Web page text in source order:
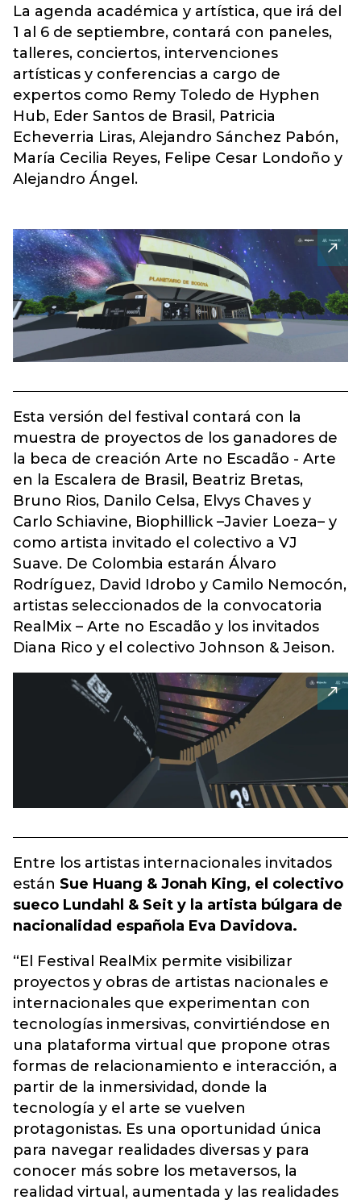
La agenda académica y artística, que irá del
1 al 6 de septiembre, contará con paneles,
talleres, conciertos, intervenciones
artísticas y conferencias a cargo de
expertos como Remy Toledo de Hyphen
Hub, Eder Santos de Brasil, Patricia
Echeverria Liras, Alejandro Sánchez Pabón,
María Cecilia Reyes, Felipe Cesar Londoño y
Alejandro Ángel.
Esta versión del festival contará con la
muestra de proyectos de los ganadores de
la beca de creación Arte no Escadão - Arte
en la Escalera de Brasil, Beatriz Bretas,
Bruno Rios, Danilo Celsa, Elvys Chaves y
Carlo Schiavine, Biophillick –Javier Loeza– y
como artista invitado el colectivo a VJ
Suave. De Colombia estarán Álvaro
Rodríguez, David Idrobo y Camilo Nemocón,
artistas seleccionados de la convocatoria
RealMix – Arte no Escadão y los invitados
Diana Rico y el colectivo Johnson & Jeison.
Entre los artistas internacionales invitados
están Sue Huang & Jonah King, el colectivo
sueco Lundahl & Seit y la artista búlgara de
nacionalidad española Eva Davidova.
“El Festival RealMix permite visibilizar
proyectos y obras de artistas nacionales e
internacionales que experimentan con
tecnologías inmersivas, convirtiéndose en
una plataforma virtual que propone otras
formas de relacionamiento e interacción, a
partir de la inmersividad, donde la
tecnología y el arte se vuelven
protagonistas. Es una oportunidad única
para navegar realidades diversas y para
conocer más sobre los metaversos, la
realidad virtual, aumentada y las realidades